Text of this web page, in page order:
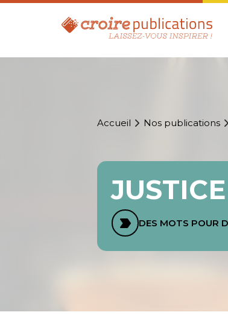
Accueil Nos publications
JUSTICE
DES MOTS POUR